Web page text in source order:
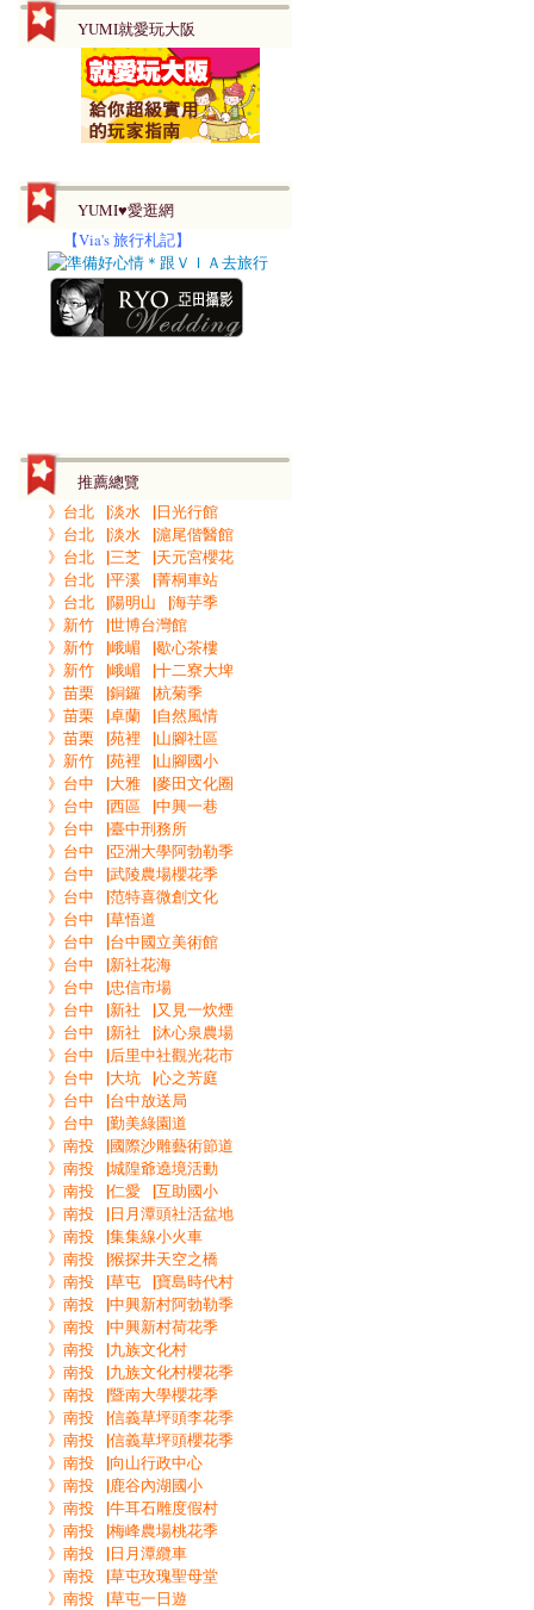
YUMI就愛玩大阪
YUMI♥愛逛網
【Via's 旅行札記】
推薦總覽
》台北▕淡水▕日光行館
》台北▕淡水▕滬尾偕醫館
》台北▕三芝▕天元宮櫻花
》台北▕平溪▕菁桐車站
》台北▕陽明山▕海芋季
》新竹▕世博台灣館
》新竹▕峨嵋▕歇心茶樓
》新竹▕峨嵋▕十二寮大埤
》苗栗▕銅鑼▕杭菊季
》苗栗▕卓蘭▕自然風情
》苗栗▕苑裡▕山腳社區
》新竹▕苑裡▕山腳國小
》台中▕大雅▕麥田文化圈
》台中▕西區▕中興一巷
》台中▕臺中刑務所
》台中▕亞洲大學阿勃勒季
》台中▕武陵農場櫻花季
》台中▕范特喜微創文化
》台中▕草悟道
》台中▕台中國立美術館
》台中▕新社花海
》台中▕忠信市場
》台中▕新社▕又見一炊煙
》台中▕新社▕沐心泉農場
》台中▕后里中社觀光花市
》台中▕大坑▕心之芳庭
》台中▕台中放送局
》台中▕勤美綠園道
》南投▕國際沙雕藝術節道
》南投▕城隍爺遶境活動
》南投▕仁愛▕互助國小
》南投▕日月潭頭社活盆地
》南投▕集集線小火車
》南投▕猴探井天空之橋
》南投▕草屯▕寶島時代村
》南投▕中興新村阿勃勒季
》南投▕中興新村荷花季
》南投▕九族文化村
》南投▕九族文化村櫻花季
》南投▕暨南大學櫻花季
》南投▕信義草坪頭李花季
》南投▕信義草坪頭櫻花季
》南投▕向山行政中心
》南投▕鹿谷內湖國小
》南投▕牛耳石雕度假村
》南投▕梅峰農場桃花季
》南投▕日月潭纜車
》南投▕草屯玫瑰聖母堂
》南投▕草屯一日遊